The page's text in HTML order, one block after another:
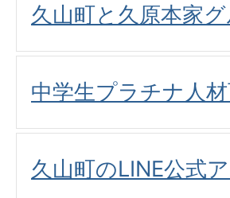
久山町と久原本家
中学生プラチナ人
久山町のLINE公式